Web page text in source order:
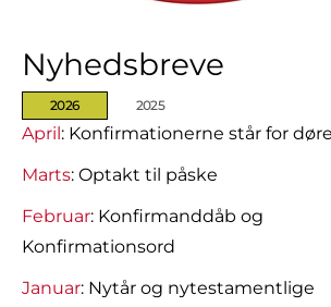
Nyhedsbreve
2026 2025
April: Konfirmationerne står for
Marts: Optakt til påske
Februar: Konfirmanddåb og
Konfirmationsord
Januar: Nytår og nytestamentlige